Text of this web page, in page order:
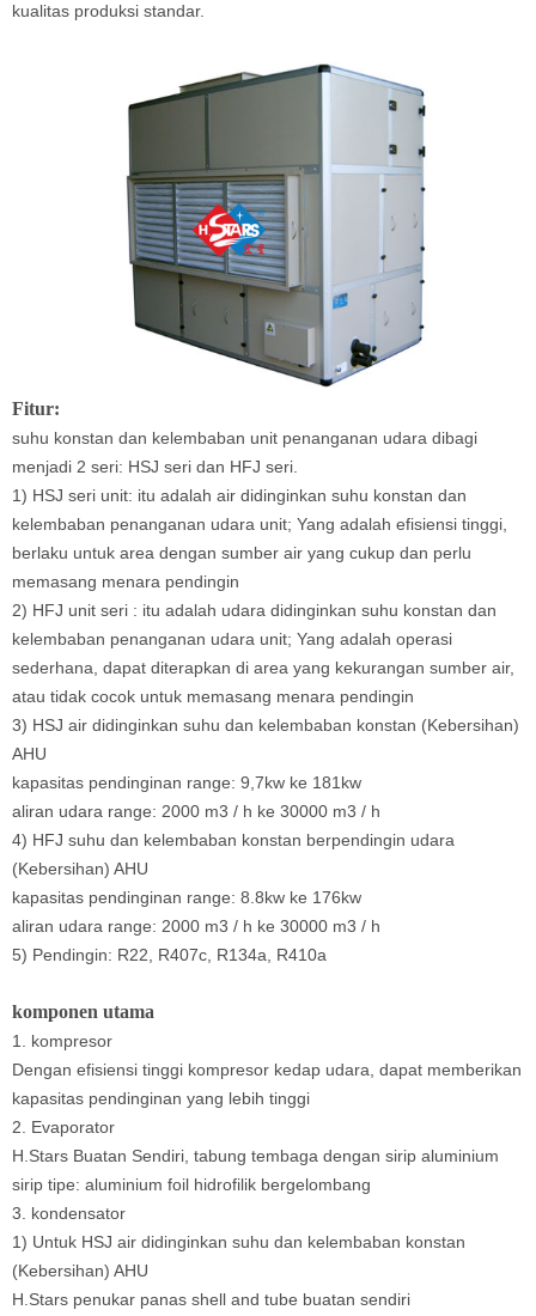
kualitas produksi standar.
Fitur:
suhu konstan dan kelembaban unit penanganan udara dibagi
menjadi 2 seri: HSJ seri dan HFJ seri.
1) HSJ seri unit: itu adalah air didinginkan suhu konstan dan
kelembaban penanganan udara unit; Yang adalah efisiensi tinggi,
berlaku untuk area dengan sumber air yang cukup dan perlu
memasang menara pendingin
2) HFJ unit seri : itu adalah udara didinginkan suhu konstan dan
kelembaban penanganan udara unit; Yang adalah operasi
sederhana, dapat diterapkan di area yang kekurangan sumber air,
atau tidak cocok untuk memasang menara pendingin
3) HSJ air didinginkan suhu dan kelembaban konstan (Kebersihan)
AHU
kapasitas pendinginan range: 9,7kw ke 181kw
aliran udara range: 2000 m3 / h ke 30000 m3 / h
4) HFJ suhu dan kelembaban konstan berpendingin udara
(Kebersihan) AHU
kapasitas pendinginan range: 8.8kw ke 176kw
aliran udara range: 2000 m3 / h ke 30000 m3 / h
5) Pendingin: R22, R407c, R134a, R410a
komponen utama
1. kompresor
Dengan efisiensi tinggi kompresor kedap udara, dapat memberikan
kapasitas pendinginan yang lebih tinggi
2. Evaporator
H.Stars Buatan Sendiri, tabung tembaga dengan sirip aluminium
sirip tipe: aluminium foil hidrofilik bergelombang
3. kondensator
1) Untuk HSJ air didinginkan suhu dan kelembaban konstan
(Kebersihan) AHU
H.Stars penukar panas shell and tube buatan sendiri